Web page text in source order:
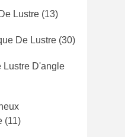
Lustre (13)
De Lustre (30)
Lustre D'angle
(11)